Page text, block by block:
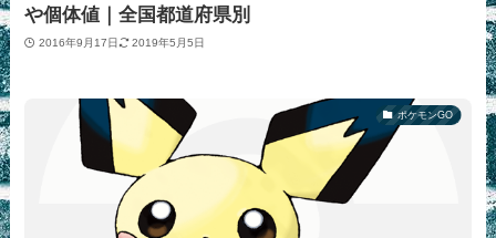
や個体値｜全国都道府県別
2016年9月17日 2019年5月5日
ポケモンGO